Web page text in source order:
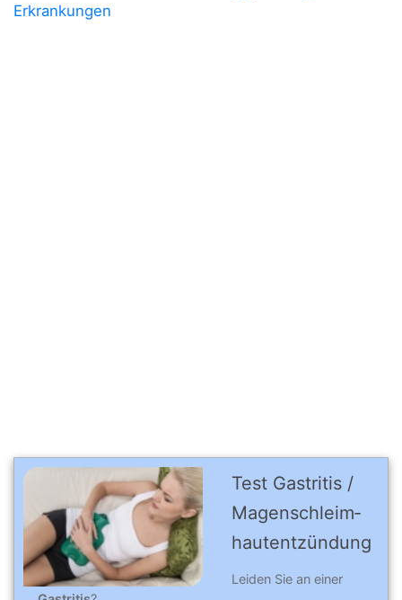
Erkrankungen
Test Gastri­tis /
Magen­schleim­
hautent­zündung
Leiden Sie an einer